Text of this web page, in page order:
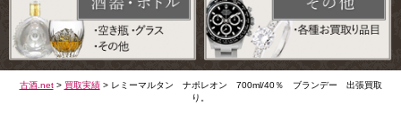
古酒.net> 買取実績> レミーマルタン ナポレオン 700ml/40％ ブランデー 出張買取
り。